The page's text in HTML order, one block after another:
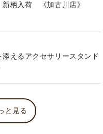
新柄入荷 《加古川店》
えるアクセサリースタンド
と見る